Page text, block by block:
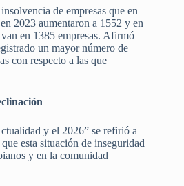
de empresas que en
2023 aumentaron a 1552 y en
en 1385 empresas. Afirmó
un mayor número de
con respecto a las que
y el 2026” se refirió a
esta situación de inseguridad
y en la comunidad